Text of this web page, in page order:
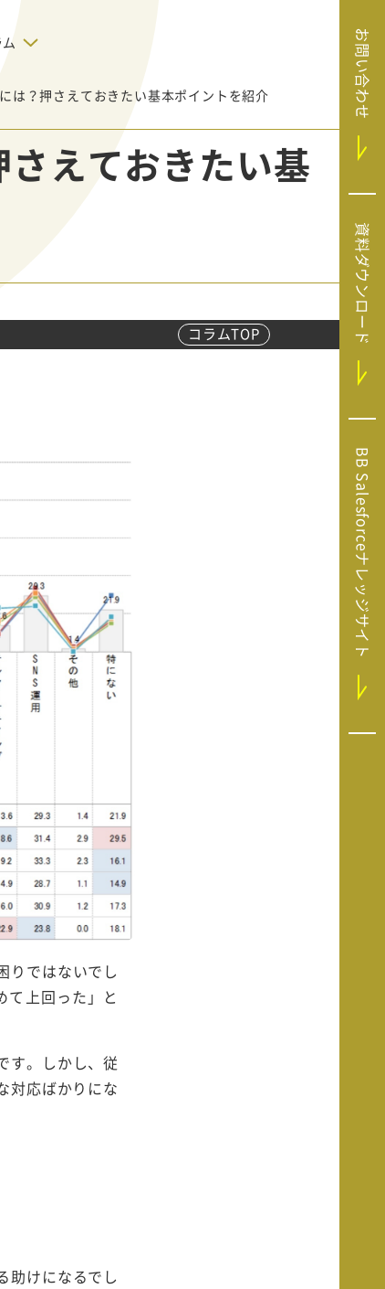
デジタルテクノロジー
導入
経費
（マーケラ
）
ラリティ）
（ハブ
GA4運用支援サー
ス
システムエンジニア
リング
った
企業
や
は？押さえておきたい基本ポイントを紹介
えておきたい基
コラムTOP
りではないでし
て上回った」と
す。しかし、従
対応ばかりにな
助けになるでし
お問い合わせ
資料ダウンロード
BB Salesforceナレッジサイト